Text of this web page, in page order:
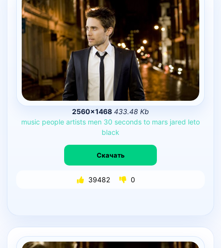
2560×1468 433.48 Kb
music people artists men 30 seconds to mars jared leto
black
Скачать
39482 0